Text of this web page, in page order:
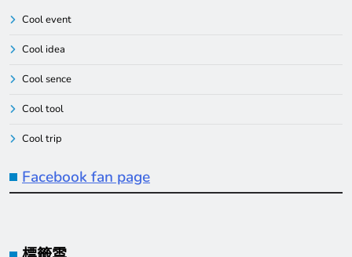
Cool event
Cool idea
Cool sence
Cool tool
Cool trip
Facebook fan page